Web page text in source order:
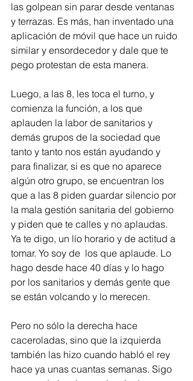
las golpean sin parar desde ventanas
y terrazas. Es más, han inventado una
aplicación de móvil que hace un ruido
similar y ensordecedor y dale que te
pego protestan de esta manera.
Luego, a las 8, les toca el turno, y
comienza la función, a los que
aplauden la labor de sanitarios y
demás grupos de la sociedad que
tanto y tanto nos están ayudando y
para finalizar, si es que no aparece
algún otro grupo, se encuentran los
que a las 8 piden guardar silencio por
la mala gestión sanitaria del gobierno
y piden que te calles y no aplaudas.
Ya te digo, un lío horario y de actitud a
tomar. Yo soy de  los que aplaude. Lo
hago desde hace 40 días y lo hago
por los sanitarios y demás gente que
se están volcando y lo merecen.
Pero no sólo la derecha hace
caceroladas, sino que la izquierda
también las hizo cuando habló el rey
hace ya unas cuantas semanas. Sigo